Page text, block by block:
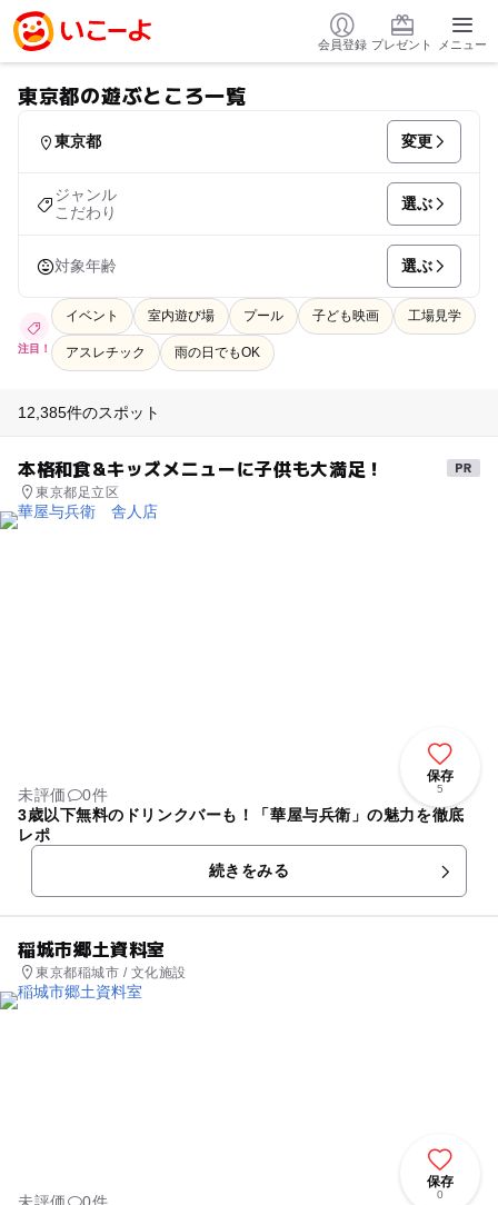
会員登録 プレゼント メニュー
東京都の遊ぶところ一覧
東京都 変更
ジャンル
こだわり
選ぶ
対象年齢 選ぶ
注目！
イベント 室内遊び場 プール 子ども映画 工場見学
アスレチック 雨の日でもOK
12,385件のスポット
本格和食&キッズメニューに子供も大満足！
東京都足立区
保存
5
未評価
0件
3歳以下無料のドリンクバーも！「華屋与兵衛」の魅力を徹底
レポ
続きをみる
稲城市郷土資料室
東京都稲城市 / 文化施設
保存
0
未評価
0件